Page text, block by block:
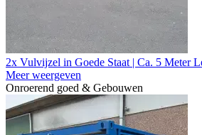
2x Vulvijzel in Goede Staat | Ca. 5 Meter
Meer weergeven
Onroerend goed & Gebouwen